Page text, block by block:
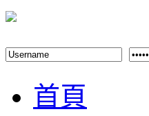
首頁